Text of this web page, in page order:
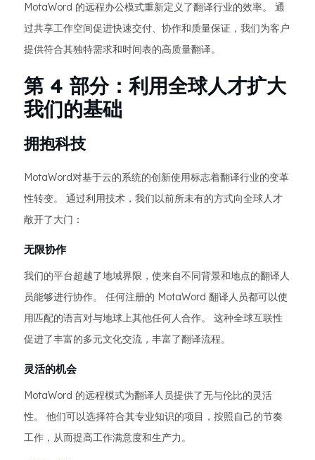
MotaWord 的远程办公模式重新定义了翻译行业的效率。 通
过共享工作空间促进快速交付、协作和质量保证，我们为客户
提供符合其独特需求和时间表的高质量翻译。
第 4 部分：利用全球人才扩大
我们的基础
拥抱科技
MotaWord对基于云的系统的创新使用标志着翻译行业的变革
性转变。 通过利用技术，我们以前所未有的方式向全球人才
敞开了大门：
无限协作
我们的平台超越了地域界限，使来自不同背景和地点的翻译人
员能够进行协作。 任何注册的 MotaWord 翻译人员都可以使
用匹配的语言对与地球上其他任何人合作。 这种全球互联性
促进了丰富的多元文化交流，丰富了翻译流程。
灵活的机会
MotaWord 的远程模式为翻译人员提供了无与伦比的灵活
性。 他们可以选择符合其专业知识的项目，按照自己的节奏
工作，从而提高工作满意度和生产力。